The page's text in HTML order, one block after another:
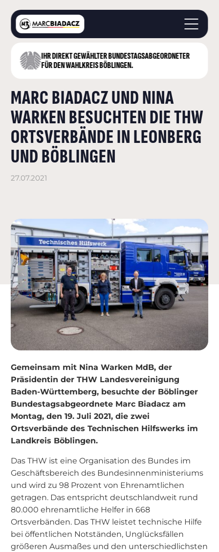
IHR DIREKT GEWÄHLTER BUNDESTAGS­ABGEORDNETER
FÜR DEN WAHLKREIS BÖBLINGEN.
STARTSEITE
LANDKREIS BÖBLINGEN
DEUTSCHER BUNDESTAG
AKTUELLES
KONTAKT
MARC BIADACZ UND NINA
WARKEN BESUCHTEN DIE THW
ORTSVERBÄNDE IN LEONBERG
UND BÖBLINGEN
27.07.2021
Gemeinsam mit Nina Warken MdB, der
Präsidentin der THW Landesvereinigung
Baden-Württemberg, besuchte der Böblinger
Bundestagsabgeordnete Marc Biadacz am
Montag, den 19. Juli 2021, die zwei
Ortsverbände des Technischen Hilfswerks im
Landkreis Böblingen.
Das THW ist eine Organisation des Bundes im
Geschäftsbereich des Bundesinnenministeriums
und wird zu 98 Prozent von Ehrenamtlichen
getragen. Das entspricht deutschlandweit rund
80.000 ehrenamtliche Helfer in 668
Ortsverbänden. Das THW leistet technische Hilfe
bei öffentlichen Notständen, Unglücksfällen
größeren Ausmaßes und den unterschiedlichsten